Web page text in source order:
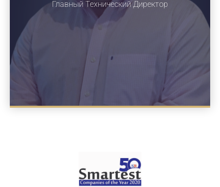
Главный Технический Директор